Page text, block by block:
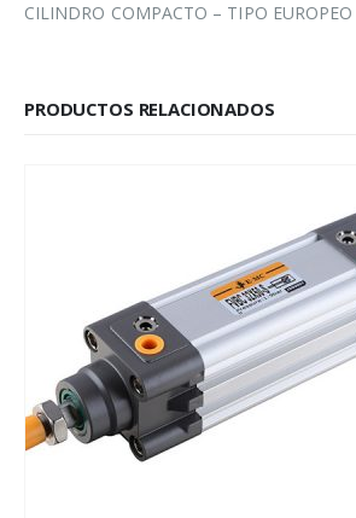
CILINDRO COMPACTO – TIPO
PRODUCTOS RELACIONADOS